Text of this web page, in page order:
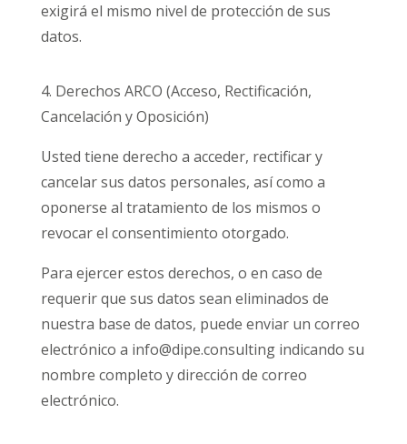
exigirá el mismo nivel de protección de sus
datos.
4. Derechos ARCO (Acceso, Rectificación,
Cancelación y Oposición)
Usted tiene derecho a acceder, rectificar y
cancelar sus datos personales, así como a
oponerse al tratamiento de los mismos o
revocar el consentimiento otorgado.
Para ejercer estos derechos, o en caso de
requerir que sus datos sean eliminados de
nuestra base de datos, puede enviar un correo
electrónico a info@dipe.consultingindicando su
nombre completo ydirección de correo
electrónico.